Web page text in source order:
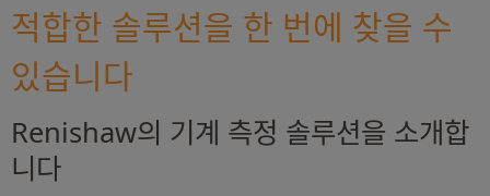
적합한 솔루션을 한 번에 찾을 수
있습니다
Renishaw의 기계 측정 솔루션을 소개합
니다